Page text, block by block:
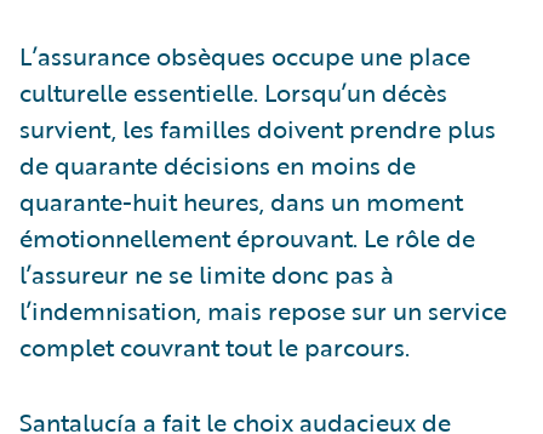
L’assurance obsèques occupe une place
culturelle essentielle. Lorsqu’un décès
survient, les familles doivent prendre plus
de quarante décisions en moins de
quarante-huit heures, dans un moment
émotionnellement éprouvant. Le rôle de
l’assureur ne se limite donc pas à
l’indemnisation, mais repose sur un service
complet couvrant tout le parcours.
Santalucía a fait le choix audacieux de